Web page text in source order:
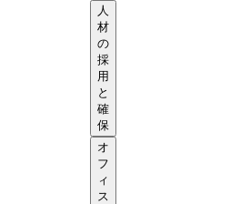
人
材
の
採
用
と
確
保
オ
フ
ィ
ス